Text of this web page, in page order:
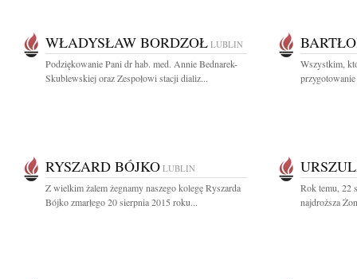
WŁADYSŁAW BORDZOŁ LUBLIN
Podziękowanie Pani dr hab. med. Annie Bednarek-
Skublewskiej oraz Zespołowi stacji dializ...
Wszystkim,
RYSZARD BÓJKO LUBLIN
Z wielkim żalem żegnamy naszego kolegę Ryszarda
Bójko zmarłego 20 sierpnia 2015 roku...
Rok temu, 22
najdroższa